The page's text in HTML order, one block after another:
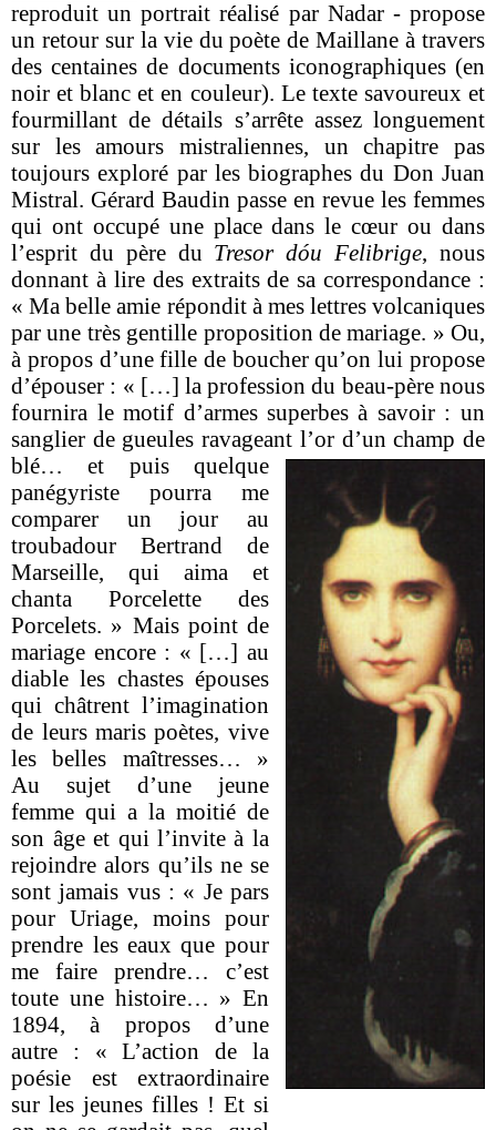
reproduit un portrait réalisé par Nadar - propose
un retour sur la vie du poète de Maillane à travers
des centaines de documents iconographiques (en
noir et blanc et en couleur). Le texte savoureux et
fourmillant de détails s’arrête assez longuement
sur les amours mistraliennes, un chapitre pas
toujours exploré par les biographes du Don Juan
Mistral. Gérard Baudin passe en revue les femmes
qui ont occupé une place dans le cœur ou dans
l’esprit du père du Tresor dóu Felibrige, nous
donnant à lire des extraits de sa correspondance :
« Ma belle amie répondit à mes lettres volcaniques
par une très gentille proposition de mariage. » Ou,
à propos d’une fille de boucher qu’on lui propose
d’épouser : « […] la profession du beau-père nous
fournira le motif d’armes superbes à savoir : un
sanglier de gueules ravageant l’or d’un champ de
blé… et puis quelque
panégyriste pourra me
comparer un jour au
troubadour Bertrand de
Marseille, qui aima et
chanta Porcelette des
Porcelets. » Mais point de
mariage encore : « […] au
diable les chastes épouses
qui châtrent l’imagination
de leurs maris poètes, vive
les belles maîtresses… »
Au sujet d’une jeune
femme qui a la moitié de
son âge et qui l’invite à la
rejoindre alors qu’ils ne se
sont jamais vus : « Je pars
pour Uriage, moins pour
prendre les eaux que pour
me faire prendre… c’est
toute une histoire… » En
1894, à propos d’une
autre : « L’action de la
poésie est extraordinaire
sur les jeunes filles ! Et si